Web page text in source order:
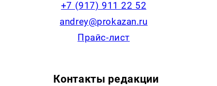
+7 (917) 911 22 52
andrey@prokazan.ru
Прайс-лист
Контакты редакции